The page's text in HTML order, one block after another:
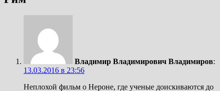
Владимир Владимирович Владимиров:
13.03.2016 в 23:56
Неплохой фильм о Нероне, где ученые доискиваются до